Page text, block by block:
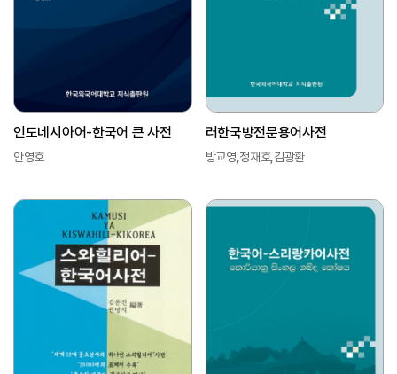
인도네시아어-한국어 큰 사전
안영호
러한국방전문용어사전
방교영,정재호,김광환